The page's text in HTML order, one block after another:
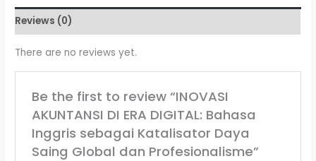
Reviews (0)
There are no reviews yet.
Be the first to review “INOVASI
AKUNTANSI DI ERA DIGITAL: Bahasa
Inggris sebagai Katalisator Daya
Saing Global dan Profesionalisme”